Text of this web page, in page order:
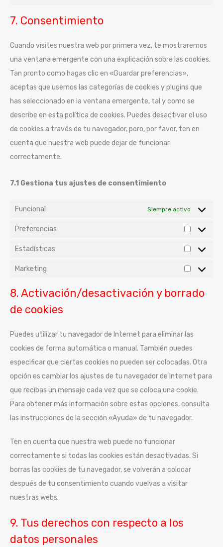
7. Consentimiento
Cuando visites nuestra web por primera vez, te mostraremos
una ventana emergente con una explicación sobre las cookies.
Tan pronto como hagas clic en «Guardar preferencias»,
aceptas que usemos las categorías de cookies y plugins que
has seleccionado en la ventana emergente, tal y como se
describe en esta política de cookies. Puedes desactivar el uso
de cookies a través de tu navegador, pero, por favor, ten en
cuenta que nuestra web puede dejar de funcionar
correctamente.
7.1 Gestiona tus ajustes de consentimiento
Funcional Siempre activo
Preferencias
Estadísticas
Marketing
8. Activación/desactivación y borrado
de cookies
Puedes utilizar tu navegador de Internet para eliminar las
cookies de forma automática o manual. También puedes
especificar que ciertas cookies no pueden ser colocadas. Otra
opción es cambiar los ajustes de tu navegador de Internet para
que recibas un mensaje cada vez que se coloca una cookie.
Para obtener más información sobre estas opciones, consulta
las instrucciones de la sección «Ayuda» de tu navegador.
Ten en cuenta que nuestra web puede no funcionar
correctamente si todas las cookies están desactivadas. Si
borras las cookies de tu navegador, se volverán a colocar
después de tu consentimiento cuando vuelvas a visitar
nuestras webs.
9. Tus derechos con respecto a los
datos personales